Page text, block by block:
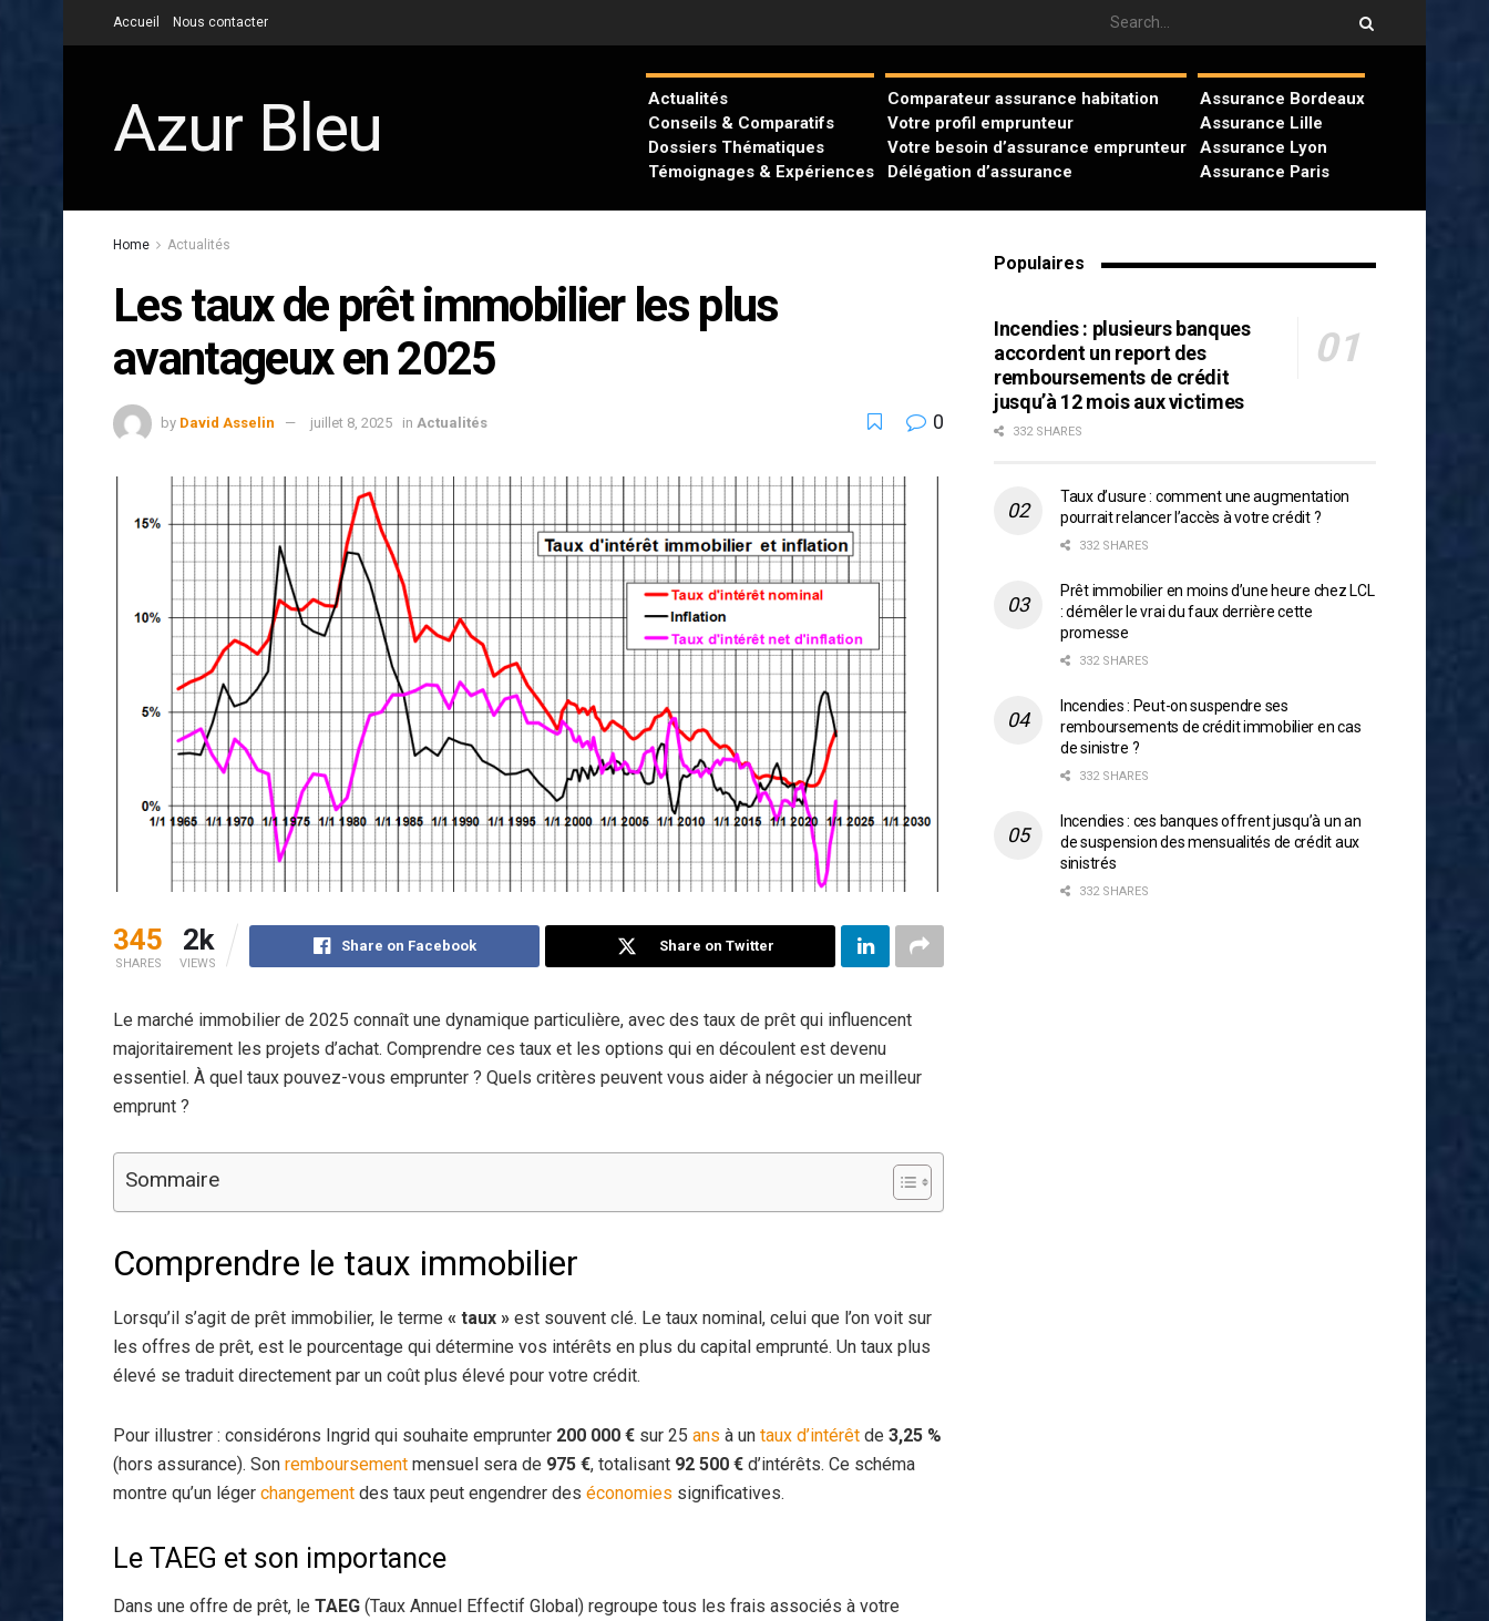
Accueil Nous contacter
Azur Bleu
Actualités
Conseils & Comparatifs
Dossiers Thématiques
Témoignages & Expériences
Comparateur assurance habitation
Votre profil emprunteur
Votre besoin d’assurance emprunteur
Délégation d’assurance
Assurance Bordeaux
Assurance Lille
Assurance Lyon
Assurance Paris
Home Actualités
Les taux de prêt immobilier les plus
avantageux en 2025
by David Asselin juillet 8, 2025 in Actualités 0
345
SHARES
2k
VIEWS
Share on Facebook Share on Twitter
Le marché immobilier de 2025 connaît une dynamique particulière, avec des taux de prêt qui influencent
majoritairement les projets d’achat. Comprendre ces taux et les options qui en découlent est devenu
essentiel. À quel taux pouvez-vous emprunter ? Quels critères peuvent vous aider à négocier un meilleur
emprunt ?
Sommaire
Comprendre le taux immobilier
Lorsqu’il s’agit de prêt immobilier, le terme « taux » est souvent clé. Le taux nominal, celui que l’on voit sur
les offres de prêt, est le pourcentage qui détermine vos intérêts en plus du capital emprunté. Un taux plus
élevé se traduit directement par un coût plus élevé pour votre crédit.
Pour illustrer : considérons Ingrid qui souhaite emprunter 200 000 € sur 25 ans à un taux d’intérêt de 3,25 %
(hors assurance). Son remboursement mensuel sera de 975 €, totalisant 92 500 € d’intérêts. Ce schéma
montre qu’un léger changement des taux peut engendrer des économies significatives.
Le TAEG et son importance
Dans une offre de prêt, le TAEG (Taux Annuel Effectif Global) regroupe tous les frais associés à votre
Populaires
Incendies : plusieurs banques
accordent un report des
remboursements de crédit
jusqu’à 12 mois aux victimes
332 SHARES
Taux d’usure : comment une augmentation
pourrait relancer l’accès à votre crédit ?
332 SHARES
Prêt immobilier en moins d’une heure chez LCL
: démêler le vrai du faux derrière cette
promesse
332 SHARES
Incendies : Peut-on suspendre ses
remboursements de crédit immobilier en cas
de sinistre ?
332 SHARES
Incendies : ces banques offrent jusqu’à un an
de suspension des mensualités de crédit aux
sinistrés
332 SHARES